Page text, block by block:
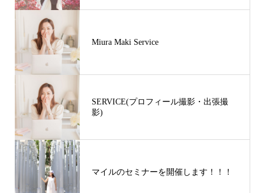
Miura Maki Service
SERVICE(プロフィール撮影・出張撮
影)
マイルのセミナーを開催します！！！